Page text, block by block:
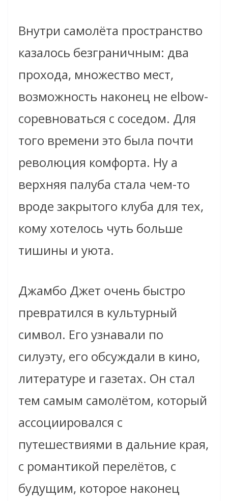
Внутри самолёта пространство
казалось безграничным: два
прохода, множество мест,
возможность наконец не elbow-
соревноваться с соседом. Для
того времени это была почти
революция комфорта. Ну а
верхняя палуба стала чем-то
вроде закрытого клуба для тех,
кому хотелось чуть больше
тишины и уюта.
Джамбо Джет очень быстро
превратился в культурный
символ. Его узнавали по
силуэту, его обсуждали в кино,
литературе и газетах. Он стал
тем самым самолётом, который
ассоциировался с
путешествиями в дальние края,
с романтикой перелётов, с
будущим, которое наконец